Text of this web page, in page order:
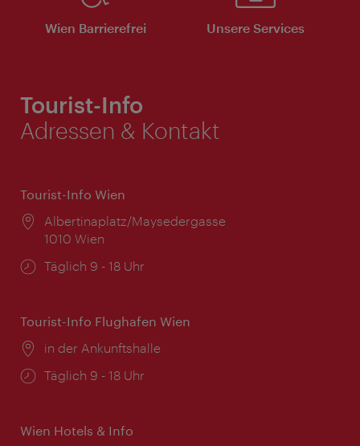
Wien Barrierefrei Unsere Services
Tourist-Info
Adressen & Kontakt
Tourist-Info Wien
Ort:
Albertinaplatz/Maysedergasse
1010 Wien
Öffnungszeiten:
Täglich 9 - 18 Uhr
Tourist-Info Flughafen Wien
Ort:
in der Ankunftshalle
Öffnungszeiten:
Täglich 9 - 18 Uhr
Wien Hotels & Info